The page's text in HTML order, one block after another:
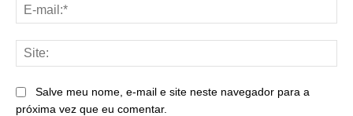
Salve meu nome, e-mail e site neste navegador para a
próxima vez que eu comentar.